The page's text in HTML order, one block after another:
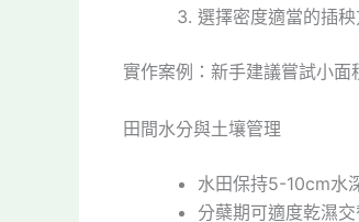
選擇密度適當的插
實作案例：新手建議嘗試小面
田間水分與土壤管理
水田保持5-10cm水
分蘗期可適度乾濕